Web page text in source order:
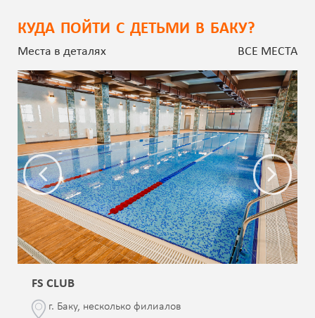
КУДА ПОЙТИ С ДЕТЬМИ В БАКУ?
Места в деталях ВСЕ МЕСТА
FS CLUB
г. Баку, несколько филиалов